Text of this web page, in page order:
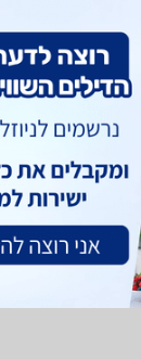
מסך מחשב Asus XG27WCS
1,919
₪
משלוח חינם